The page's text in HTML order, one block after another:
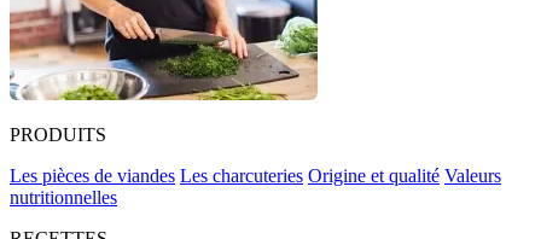
PRODUITS
Les pièces de viandes Les charcuteries Origine et qualité Valeurs
nutritionnelles